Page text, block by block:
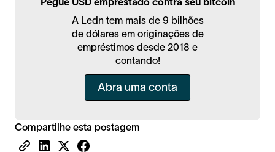
A Ledn tem mais de 9 bilhões
de dólares em originações de
empréstimos desde 2018 e
contando!
Abra uma conta
Compartilhe esta postagem